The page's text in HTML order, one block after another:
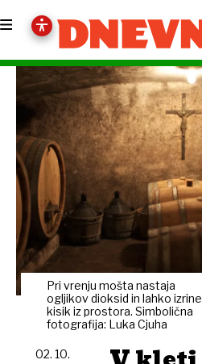
Pri vrenju mošta nastaja
ogljikov dioksid in lahko izrine
kisik iz prostora. Simbolična
fotografija: Luka Cjuha
02. 10.